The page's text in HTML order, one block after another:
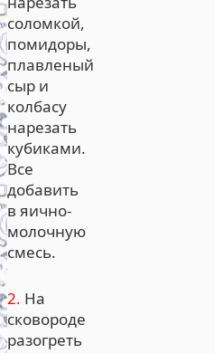
соломкой,
помидоры,
плавленый
сыр и
колбасу
нарезать
кубиками.
Все
добавить
в яично-
молочную
смесь.
2. На
сковороде
разогреть